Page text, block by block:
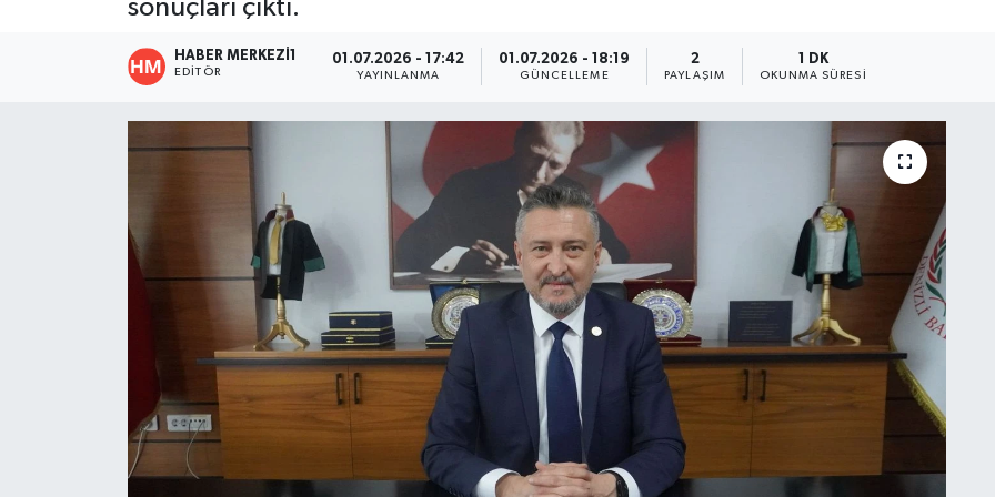
sonuçları çıktı.
HABER MERKEZI1
EDITÖR
01.07.2026 - 17:42
YAYINLANMA
01.07.2026 - 18:19
GÜNCELLEME
2
PAYLAŞIM
1 DK
OKUNMA SÜRESI
RESMİ REKLAM